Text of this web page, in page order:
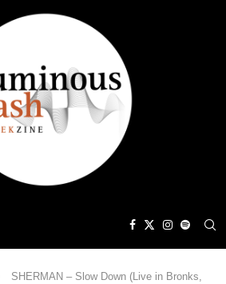
SHERMAN – Slow Down (Live in Bronks,